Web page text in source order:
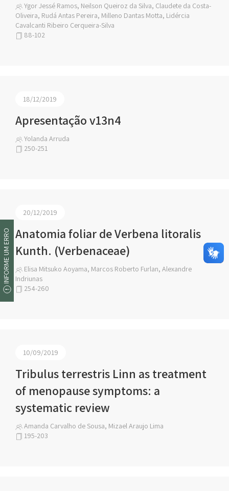
Ygor Jessé Ramos, Neilson Queiroz da Silva, Claudete da Costa-
Oliveira, Rudá Antas Pereira, Milleno Dantas Motta, Lidércia
Cavalcanti Ribeiro Cerqueira-Silva
88-102
18/12/2019
Apresentação v13n4
Yolanda Arruda
250-251
20/12/2019
Anatomia foliar de Verbena litoralis
Kunth. (Verbenaceae)
Elisa Mitsuko Aoyama, Marcos Roberto Furlan, Alexandre
Indriunas
254-260
10/09/2019
Tribulus terrestris Linn as treatment
of menopause symptoms: a
systematic review
Amanda Carvalho de Sousa, Mizael Araujo Lima
195-203
INFORME UM ERRO